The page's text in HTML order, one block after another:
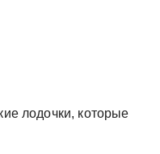
лодочки, которые